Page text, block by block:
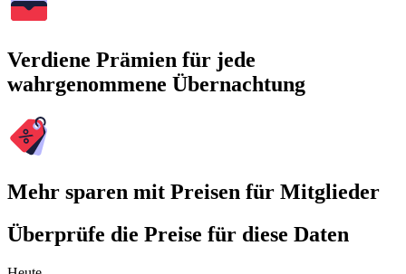
Verdiene Prämien für jede
wahrgenommene Übernachtung
Mehr sparen mit Preisen für Mitglieder
Überprüfe die Preise für diese Daten